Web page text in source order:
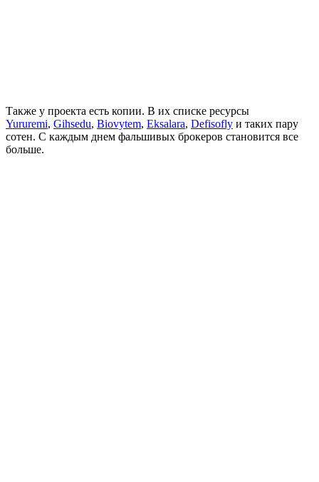
Также у проекта есть копии. В их списке ресурсы
Yururemi, Gihsedu, Biovytem, Eksalara, Defisofly и таких пару
сотен. С каждым днем фальшивых брокеров становится все
больше.